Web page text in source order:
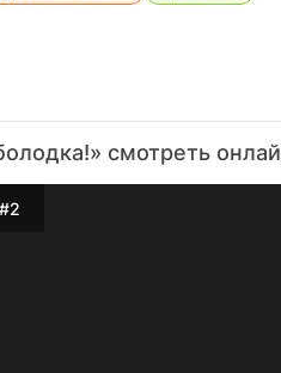
смотреть